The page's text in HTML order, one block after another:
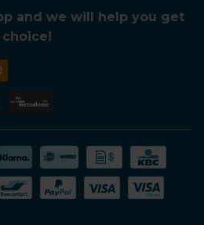
and we will help you get